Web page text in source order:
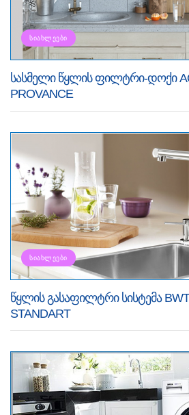
ᲡᲘᲐᲮᲚᲔᲔᲑᲘ
სასმელი წყლის ფილტრი-დოქი
PROVANCE
ᲡᲘᲐᲮᲚᲔᲔᲑᲘ
წყლის გასაფილტრი სისტემა
STANDART